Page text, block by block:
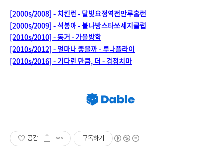
[2000s/2008] - 치킨런 - 달빛요정역전만루홈런
[2000s/2009] - 석봉아 - 불나방스타쏘세지클럽
[2010s/2010] - 동거 - 가을방학
[2010s/2012] - 얼마나 좋을까 - 루나플라이
[2010s/2016] - 기다린 만큼, 더 - 검정치마
공감 구독하기